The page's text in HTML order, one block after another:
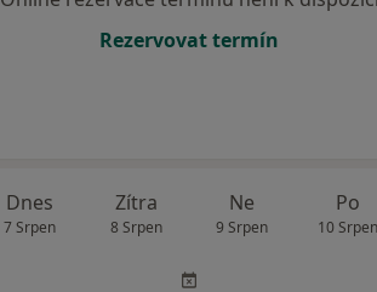
Rezervovat termín
Dnes
7 Srpen
Zítra
8 Srpen
Ne
9 Srpen
Po
10 Srpen